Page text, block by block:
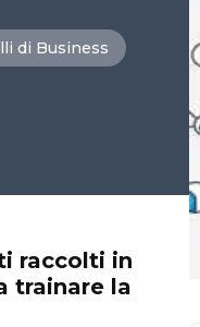
di Business
raccolti in
trainare la